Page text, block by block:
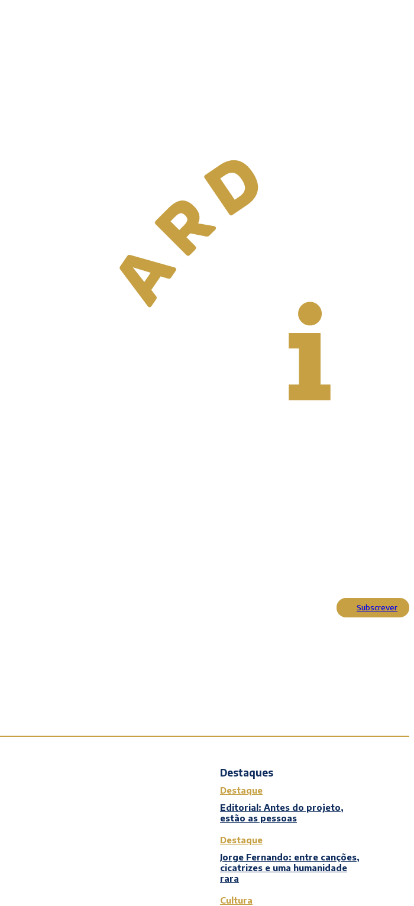
Subscrever
Destaques
Destaque
Editorial: Antes do projeto,
estão as pessoas
Destaque
Jorge Fernando: entre canções,
cicatrizes e uma humanidade
rara
Cultura